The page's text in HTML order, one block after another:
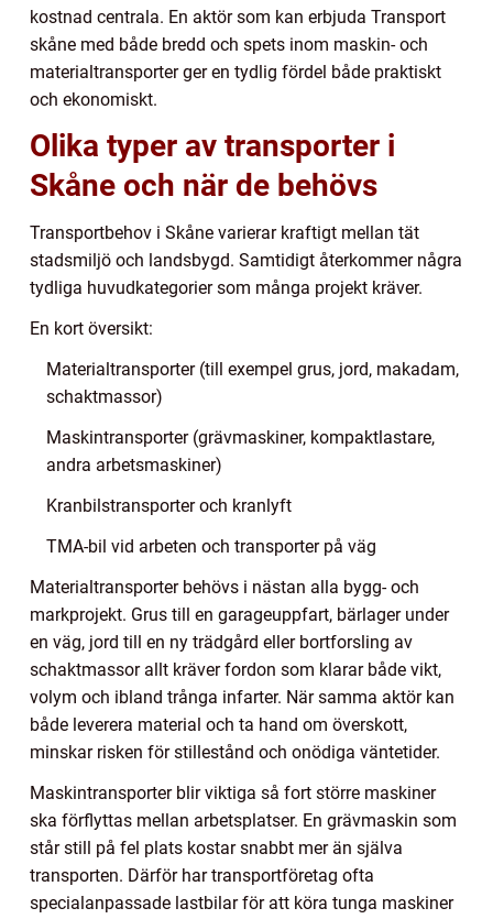
kostnad centrala. En aktör som kan erbjuda Transport
skåne med både bredd och spets inom maskin- och
materialtransporter ger en tydlig fördel både praktiskt
och ekonomiskt.
Olika typer av transporter i
Skåne och när de behövs
Transportbehov i Skåne varierar kraftigt mellan tät
stadsmiljö och landsbygd. Samtidigt återkommer några
tydliga huvudkategorier som många projekt kräver.
En kort översikt:
Materialtransporter (till exempel grus, jord, makadam,
schaktmassor)
Maskintransporter (grävmaskiner, kompaktlastare,
andra arbetsmaskiner)
Kranbilstransporter och kranlyft
TMA-bil vid arbeten och transporter på väg
Materialtransporter behövs i nästan alla bygg- och
markprojekt. Grus till en garageuppfart, bärlager under
en väg, jord till en ny trädgård eller bortforsling av
schaktmassor allt kräver fordon som klarar både vikt,
volym och ibland trånga infarter. När samma aktör kan
både leverera material och ta hand om överskott,
minskar risken för stillestånd och onödiga väntetider.
Maskintransporter blir viktiga så fort större maskiner
ska förflyttas mellan arbetsplatser. En grävmaskin som
står still på fel plats kostar snabbt mer än själva
transporten. Därför har transportföretag ofta
specialanpassade lastbilar för att köra tunga maskiner